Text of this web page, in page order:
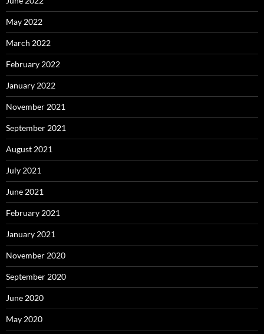
May 2022
March 2022
February 2022
January 2022
November 2021
September 2021
August 2021
July 2021
June 2021
February 2021
January 2021
November 2020
September 2020
June 2020
May 2020